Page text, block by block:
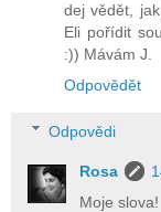
dej vědět,
Eli pořídit
:)) Mávám J.
Odpovědět
Odpovědi
Rosa
Moje slova!